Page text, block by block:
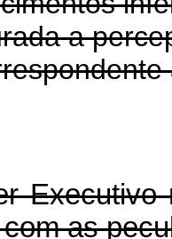
a
Executivo
as